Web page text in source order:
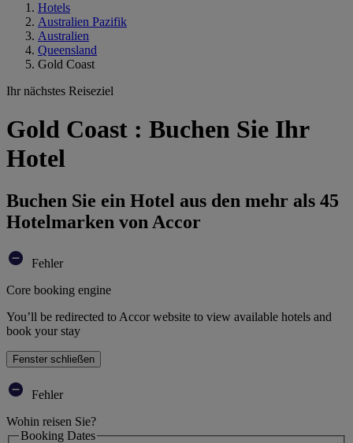
Hotels
Australien Pazifik
Australien
Queensland
Gold Coast
Ihr nächstes Reiseziel
Gold Coast : Buchen Sie Ihr
Hotel
Buchen Sie ein Hotel aus den mehr als 45
Hotelmarken von Accor
Fehler
Core booking engine
You’ll be redirected to Accor website to view available hotels and
book your stay
Fenster schließen
Fehler
Wohin reisen Sie?
Booking Dates